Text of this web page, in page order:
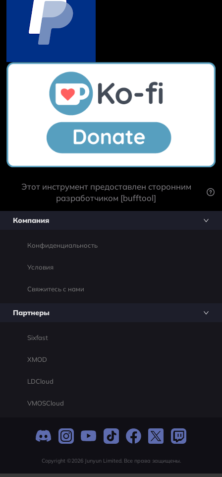
Этот инструмент предоставлен сторонним
разработчиком [bufftool]
Компания
Конфиденциальность
Условия
Свяжитесь с нами
Партнеры
Sixfast
XMOD
LDCloud
VMOSCloud
Copyright ©2026 Junyun Limited. Все права защищены.